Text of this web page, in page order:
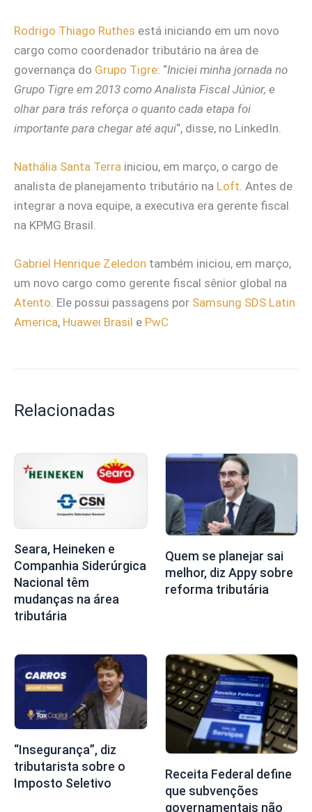
Rodrigo Thiago Ruthes está iniciando em um novo
cargo como coordenador tributário na área de
governança do Grupo Tigre: “Iniciei minha jornada no
Grupo Tigre em 2013 como Analista Fiscal Júnior, e
olhar para trás reforça o quanto cada etapa foi
importante para chegar até aqui“, disse, no LinkedIn.
Nathália Santa Terra iniciou, em março, o cargo de
analista de planejamento tributário na Loft . Antes de
integrar a nova equipe, a executiva era gerente fiscal
na KPMG Brasil.
Gabriel Henrique Zeledon também iniciou, em março,
um novo cargo como gerente fiscal sênior global na
Atento. Ele possui passagens por Samsung SDS Latin
America, Huawei Brasil e PwC
Relacionadas
Seara, Heineken e
Companhia Siderúrgica
Nacional têm
mudanças na área
tributária
Quem se planejar sai
melhor, diz Appy sobre
reforma tributária
“Insegurança”, diz
tributarista sobre o
Imposto Seletivo
Receita Federal define
que subvenções
governamentais não